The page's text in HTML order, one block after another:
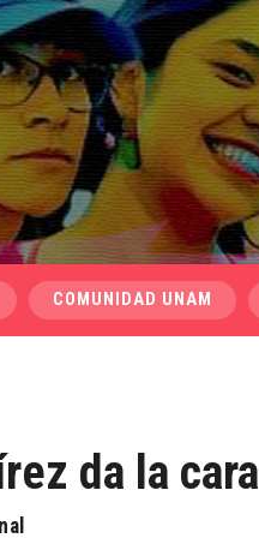
COMUNIDAD UNAM
da la cara